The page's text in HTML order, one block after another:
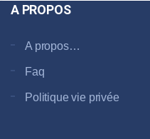
A PROPOS
A propos…
Faq
Politique vie privée